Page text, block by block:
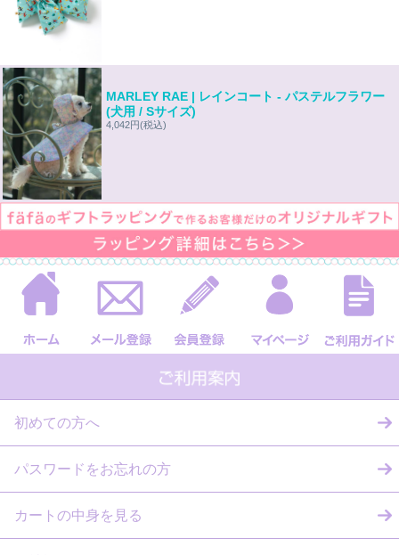
MARLEY RAE | レインコート - パステルフラワー
(犬用 / Sサイズ)
4,042円(税込)
初めての方へ
パスワードをお忘れの方
カートの中身を見る